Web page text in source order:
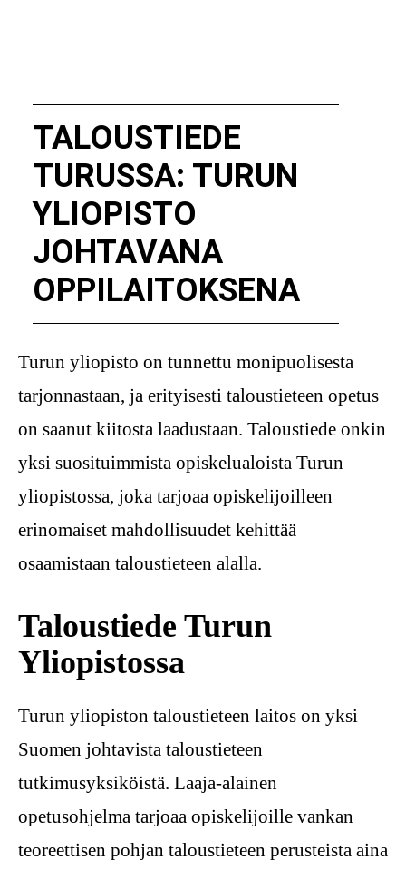
TALOUSTIEDE
TURUSSA: TURUN
YLIOPISTO
JOHTAVANA
OPPILAITOKSENA
Turun yliopisto on tunnettu monipuolisesta
tarjonnastaan, ja erityisesti taloustieteen opetus
on saanut kiitosta laadustaan. Taloustiede onkin
yksi suosituimmista opiskelualoista Turun
yliopistossa, joka tarjoaa opiskelijoilleen
erinomaiset mahdollisuudet kehittää
osaamistaan taloustieteen alalla.
Taloustiede Turun
Yliopistossa
Turun yliopiston taloustieteen laitos on yksi
Suomen johtavista taloustieteen
tutkimusyksiköistä. Laaja-alainen
opetusohjelma tarjoaa opiskelijoille vankan
teoreettisen pohjan taloustieteen perusteista aina